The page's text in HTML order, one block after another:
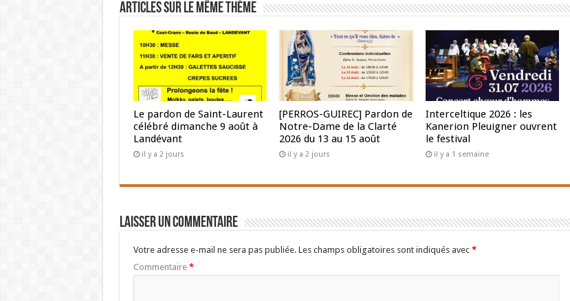
Articles sur le même thème
Le pardon de Saint-Laurent
célébré dimanche 9 août à
Landévant
il y a 2 jours
[PERROS-GUIREC] Pardon de
Notre-Dame de la Clarté
2026 du 13 au 15 août
il y a 2 jours
Interceltique 2026 : les
Kanerion Pleuigner ouvrent
le festival
il y a 1 semaine
Laisser un commentaire
Votre adresse e-mail ne sera pas publiée. Les champs obligatoires sont indiqués avec *
Commentaire *